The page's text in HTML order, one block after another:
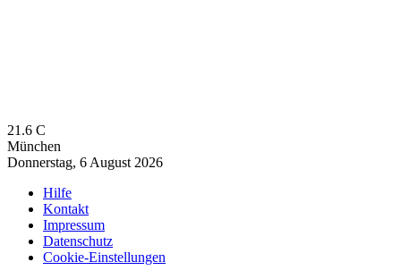
21.6 C
München
Donnerstag, 6 August 2026
Hilfe
Kontakt
Impressum
Datenschutz
Cookie-Einstellungen